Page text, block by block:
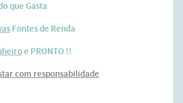
que Gasta
Fontes de Renda
e PRONTO !!
com responsabilidade